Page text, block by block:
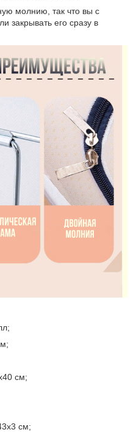
молнию, так что вы с
закрывать его сразу в
см;
см;